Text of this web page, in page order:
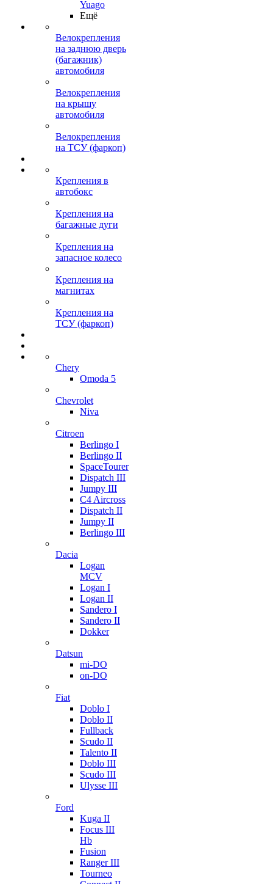
Yuago
Ещё
Велокрепления
на заднюю дверь
(багажник)
автомобиля
Велокрепления
на крышу
автомобиля
Велокрепления
на ТСУ (фаркоп)
Крепления в
автобокс
Крепления на
багажные дуги
Крепления на
запасное колесо
Крепления на
магнитах
Крепления на
ТСУ (фаркоп)
Chery
Omoda 5
Chevrolet
Niva
Citroen
Berlingo I
Berlingo II
SpaceTourer
Dispatch III
Jumpy III
C4 Aircross
Dispatch II
Jumpy II
Berlingo III
Dacia
Logan
MCV
Logan I
Logan II
Sandero I
Sandero II
Dokker
Datsun
mi-DO
on-DO
Fiat
Doblo I
Doblo II
Fullback
Scudo II
Talento II
Doblo III
Scudo III
Ulysse III
Ford
Kuga II
Focus III
Hb
Fusion
Ranger III
Tourneo